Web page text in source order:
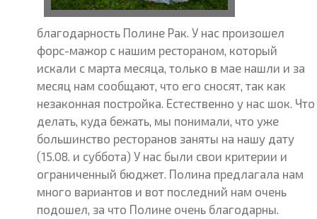
благодарность Полине Рак. У нас произошел
форс-мажор с нашим рестораном, который
искали с марта месяца, только в мае нашли и за
месяц нам сообщают, что его сносят, так как
незаконная постройка. Естественно у нас шок. Что
делать, куда бежать, мы понимали, что уже
большинство ресторанов заняты на нашу дату
(15.08. и суббота) У нас были свои критерии и
ограниченный бюджет. Полина предлагала нам
много вариантов и вот последний нам очень
подошел, за что Полине очень благодарны.